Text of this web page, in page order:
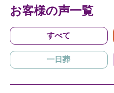
お客様の声一覧
すべて
一日葬